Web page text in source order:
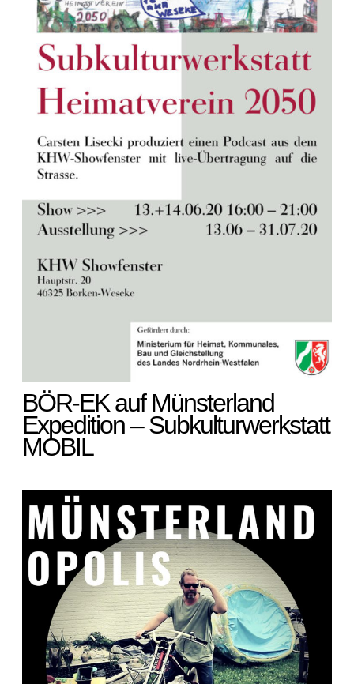
BÖR-EK auf Münsterland
Expedition – Subkulturwerkstatt
MOBIL